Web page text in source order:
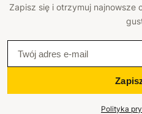
Zapisz się i otrzymuj najnowsze
Polityka